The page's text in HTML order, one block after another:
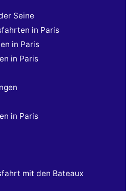
Seine
in Paris
in Paris
in Paris
in Paris
mit den Bateaux